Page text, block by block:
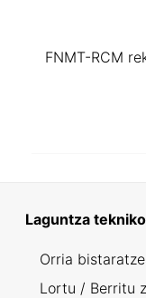
FNMT-RCM
Laguntza
Orria
Lortu / Berritu